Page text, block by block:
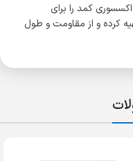
کمد را برای
کرده و از مقاومت و طول